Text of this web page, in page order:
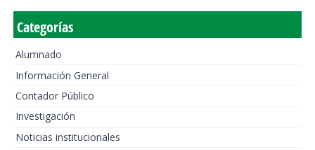
Categorías
Alumnado
Información General
Contador Público
Investigación
Noticias institucionales